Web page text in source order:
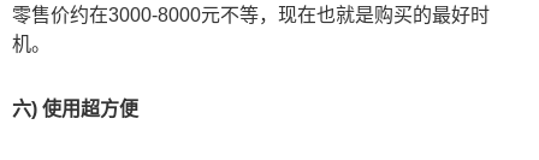
零售价约在3000-8000元不等，现在也就是购买的最好时
机。
六) 使用超方便